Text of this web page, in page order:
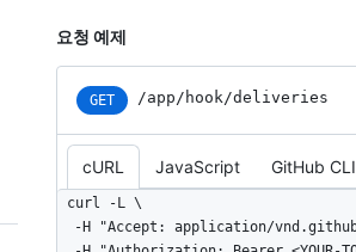
요청 예제
GET /app/hook/deliveries
cURL JavaScript GitHub CLI
curl -L \